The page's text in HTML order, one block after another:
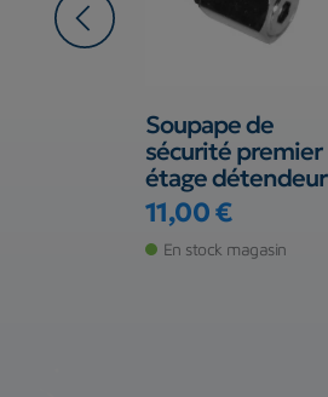
Soupape de
sécurité premier
étage détendeur
Prix
11,00 €
En stock magasin